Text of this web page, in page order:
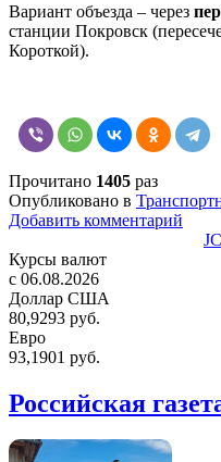
Вариант объезда – через
станции Покровск
Короткой).
Прочитано 1405 раз
Опубликовано в
Добавить комментарий
Курсы валют
c 06.08.2026
Доллар США
80,9293 руб.
Евро
93,1901 руб.
Российская